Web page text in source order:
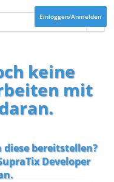
Einloggen/Anmelden
keine
mit
bereitstellen?
Developer